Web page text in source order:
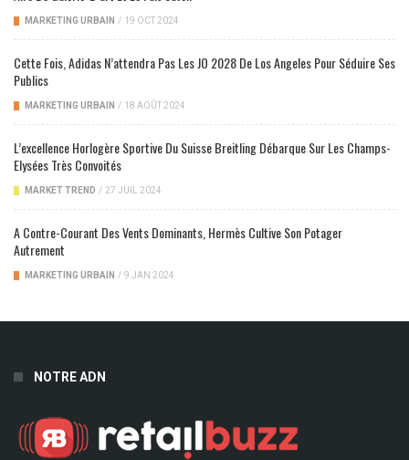
MARKETING URBAIN / 19 OCT 2024
Cette Fois, Adidas N’attendra Pas Les JO 2028 De Los Angeles Pour Séduire Ses
Publics
MARKETING URBAIN / 18 AOÛT 2024
L’excellence Horlogère Sportive Du Suisse Breitling Débarque Sur Les Champs-
Elysées Très Convoités
MARKET TREND / 27 JUIL 2024
A Contre-Courant Des Vents Dominants, Hermès Cultive Son Potager
Autrement
MARKETING URBAIN / 9 JAN 2024
NOTRE ADN